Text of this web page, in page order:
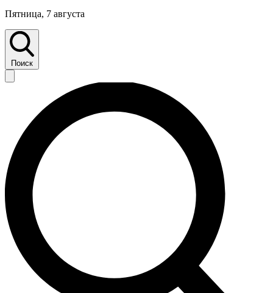
Пятница, 7 августа
Поиск